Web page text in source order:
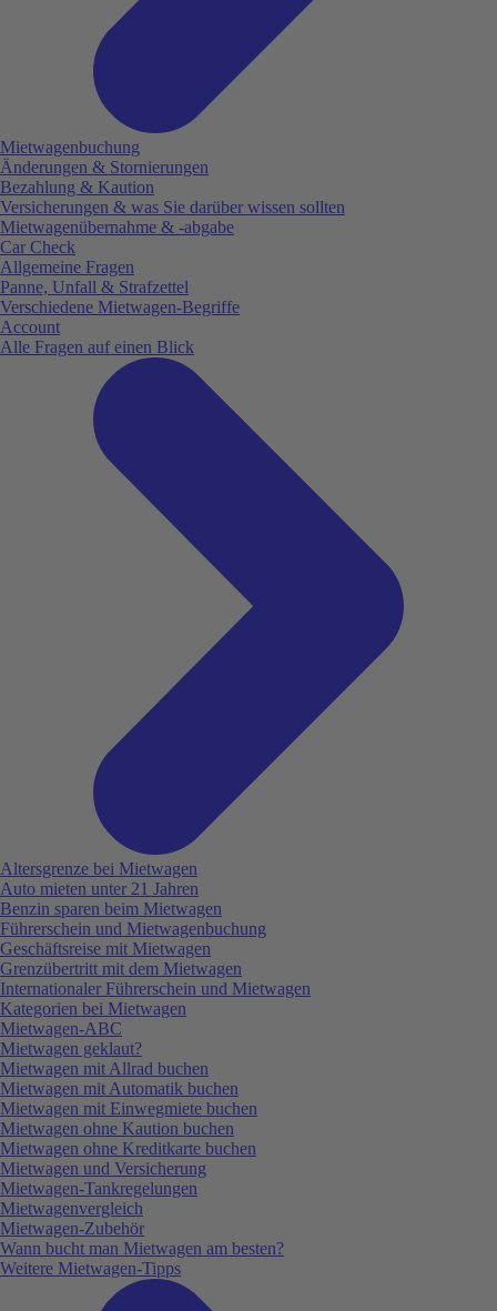
Mietwagenbuchung
Änderungen & Stornierungen
Bezahlung & Kaution
Versicherungen & was Sie darüber wissen sollten
Mietwagenübernahme & -abgabe
Car Check
Allgemeine Fragen
Panne, Unfall & Strafzettel
Verschiedene Mietwagen-Begriffe
Account
Alle Fragen auf einen Blick
Altersgrenze bei Mietwagen
Auto mieten unter 21 Jahren
Benzin sparen beim Mietwagen
Führerschein und Mietwagenbuchung
Geschäftsreise mit Mietwagen
Grenzübertritt mit dem Mietwagen
Internationaler Führerschein und Mietwagen
Kategorien bei Mietwagen
Mietwagen-ABC
Mietwagen geklaut?
Mietwagen mit Allrad buchen
Mietwagen mit Automatik buchen
Mietwagen mit Einwegmiete buchen
Mietwagen ohne Kaution buchen
Mietwagen ohne Kreditkarte buchen
Mietwagen und Versicherung
Mietwagen-Tankregelungen
Mietwagenvergleich
Mietwagen-Zubehör
Wann bucht man Mietwagen am besten?
Weitere Mietwagen-Tipps